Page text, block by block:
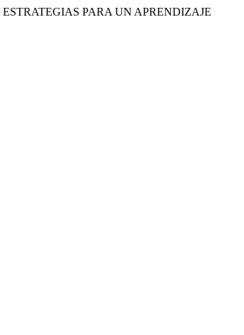
ESTRATEGIAS PARA UN APRENDIZAJE